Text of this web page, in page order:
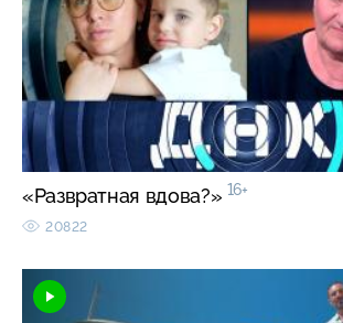
«Развратная вдова?» 16+
20822